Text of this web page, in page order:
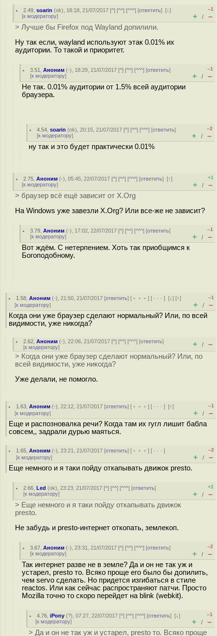
2.49 ,soarin (ok), 18:18, 21/07/2017 [^] [^^] [^^^] [ответить][↓]
[к модератору]
–1
+ / –
> Лучше бы Firefox под Wayland допилили.
Ну так если, wayland используют этак 0.01% их
аудитории. То такой и приоритет.
3.51 ,Аноним (-), 18:29, 21/07/2017 [^] [^^] [^^^] [ответить]
[к модератору]
–1
+ / –
Не так. 0.01% аудитории от 1.5% всей аудитории
браузера.
4.54 ,soarin (ok), 20:15, 21/07/2017 [^] [^^] [^^^] [ответить]
[к модератору]
–2
+ / –
ну так и это будет практически 0.01%
2.75 ,Аноним (-), 05:45, 22/07/2017 [^] [^^] [^^^] [ответить][↑]
[к модератору]
+1
+ / –
> браузер всё ещё зависит от X.Org
На Windows уже завезли X.Org? Или все-же не зависит?
3.79 ,Аноним (-), 17:02, 22/07/2017 [^] [^^] [^^^] [ответить]
[к модератору]
–1
+ / –
Вот ждём. С нетерпением. Хоть так приобщимся к
Богоподобному.
1.58 ,Аноним (-), 21:50, 21/07/2017 [ответить] [ ﹢﹢﹢] [ · · ·][↓] [↑]
[к модератору]
–1
+ / –
Когда они уже браузер сделают нормальный? Или, по всей
видимости, уже никогда?
2.62 ,Аноним (-), 22:06, 21/07/2017 [^] [^^] [^^^] [ответить]
[к модератору] + / –
> Когда они уже браузер сделают нормальный? Или, по
всей видимости, уже никогда?
Уже делали, не помогло.
1.63 ,Аноним (-), 22:12, 21/07/2017 [ответить] [ ﹢﹢﹢] [ · · ·][↑]
[к модератору]
–1
+ / –
Еще и распозновалка речи? Когда там их гугл лишит бабла
совсем,, задрали дурью маяться.
1.65 ,Аноним (-), 23:21, 21/07/2017 [ответить] [ ﹢﹢﹢] [ · · ·]
[к модератору]
–2
+ / –
Еще немного и я таки пойду откапывать движок presto.
2.66 ,Led (ok), 23:23, 21/07/2017 [^] [^^] [^^^] [ответить]
[к модератору]
+2
+ / –
> Еще немного и я таки пойду откапывать движок
presto.
Не забудь и presto-интернет откопать, землекоп.
3.67 ,Аноним (-), 23:31, 21/07/2017 [^] [^^] [^^^] [ответить]
[к модератору]
–2
+ / –
Так интернет разве не в земле? Да и он не так уж и
устарел, presto то. Всяко проще его было бы допилить,
чем servo сделать. Но придется изгибаться в стиле
reactos. Или как сейчас распространяют патчи. Просто
Mozilla точно то скоро перейдет на blink (webkit).
4.76 ,iPony (?), 07:27, 22/07/2017 [^] [^^] [^^^] [ответить][↓]
[к модератору]
–1
+ / –
> Да и он не так уж и устарел, presto то. Всяко проще